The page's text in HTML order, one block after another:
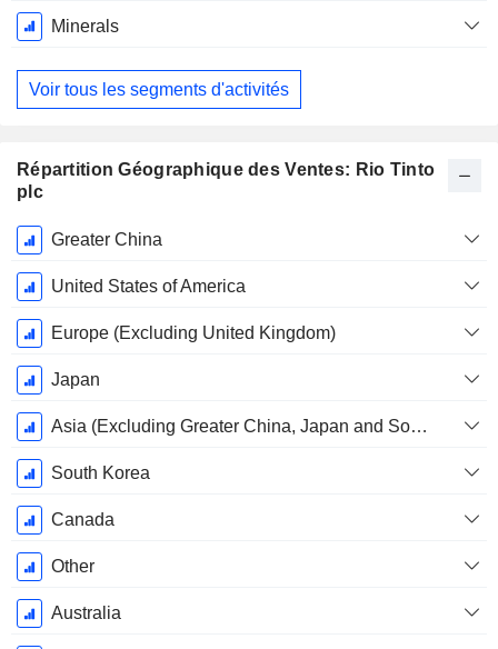
Minerals
Voir tous les segments d'activités
Répartition Géographique des Ventes: Rio Tinto
plc
Période
Fiscale:
Décembre
Greater China
United States of America
Europe (Excluding United Kingdom)
Japan
Asia (Excluding Greater China, Japan and South Korea)
South Korea
Canada
Other
Australia